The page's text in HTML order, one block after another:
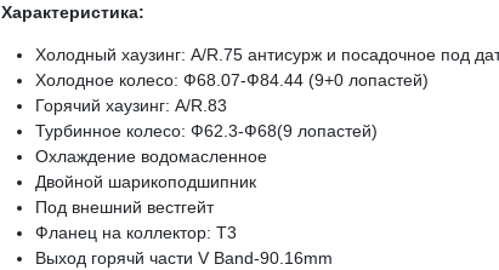
Характеристика:
Холодный хаузинг: A/R.75 антисурж и посадочное под
Холодное колесо: Ф68.07-Ф84.44 (9+0 лопастей)
Горячий хаузинг: A/R.83
Турбинное колесо: Ф62.3-Ф68(9 лопастей)
Охлаждение водомасленное
Двойной шарикоподшипник
Под внешний вестгейт
Фланец на коллектор: Т3
Выход горячй части V Band-90.16mm